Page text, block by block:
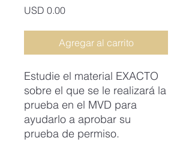
USD 0.00Precio
Agregar al carrito
Estudie el material EXACTO
sobre el que se le realizará la
prueba en el MVD para
ayudarlo a aprobar su
prueba de permiso.